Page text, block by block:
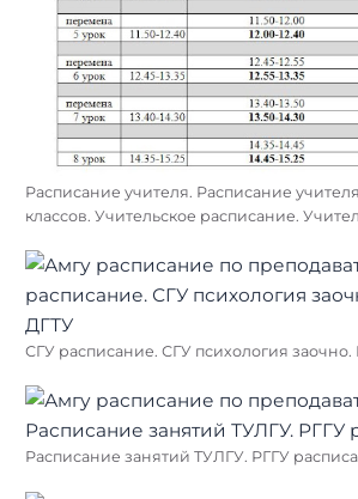
Расписание учителя. Расписание
классов. Учительское расписание.
СГУ расписание. СГУ психология
Расписание занятий ТУЛГУ. РГГУ